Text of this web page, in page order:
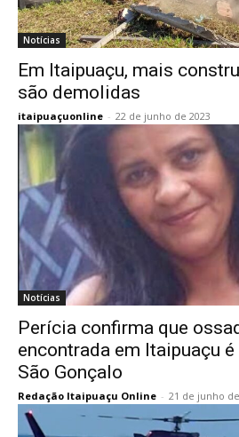
Notícias
Em Itaipuaçu, mais
são demolidas
itaipuaçuonline - 22 de junho de 2023
Notícias
Perícia confirma que
encontrada em Itaipuaçu
São Gonçalo
Redação Itaipuaçu Online - 21 de junho